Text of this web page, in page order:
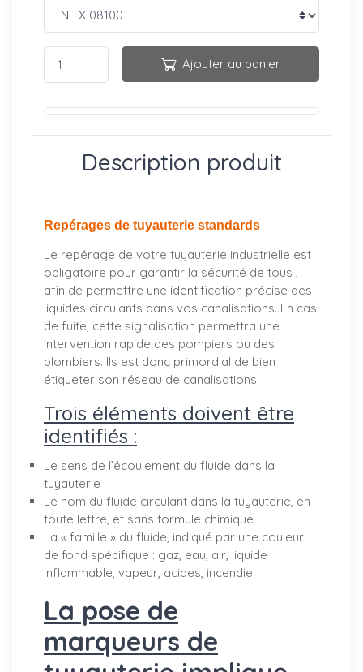
Ajouter au panier
Description produit
Repérages de tuyauterie standards
Le repérage de votre tuyauterie industrielle est
obligatoire pour garantir la sécurité de tous ,
afin de permettre une identification précise des
liquides circulants dans vos canalisations. En cas
de fuite, cette signalisation permettra une
intervention rapide des pompiers ou des
plombiers. Ils est donc primordial de bien
étiqueter son réseau de canalisations.
Trois éléments doivent être
identifiés :
Le sens de l’écoulement du fluide dans la
tuyauterie
Le nom du fluide circulant dans la tuyauterie, en
toute lettre, et sans formule chimique
La « famille » du fluide, indiqué par une couleur
de fond spécifique : gaz, eau, air, liquide
inflammable, vapeur, acides, incendie
La pose de
marqueurs de